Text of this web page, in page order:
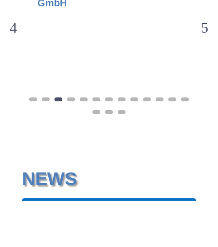
GmbH
NEWS